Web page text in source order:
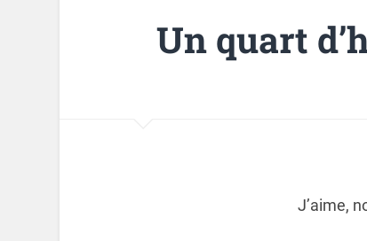
Un quart
J’aime,